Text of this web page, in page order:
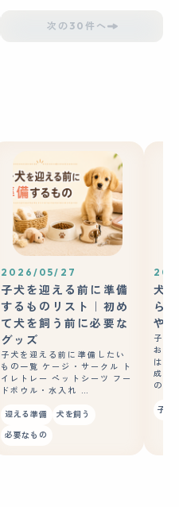
次の30件へ
2026/05/27
子犬を迎える前に準備
するものリスト｜初め
て犬を飼う前に必要な
グッズ
子犬を迎える前に準備したい
もの一覧 ケージ・サークル ト
イレトレー ペットシーツ フー
ドボウル・水入れ …
迎える準備
犬を飼う
必要なもの
犬
ら
や
子犬
おや
はあ
成長
の良
子犬